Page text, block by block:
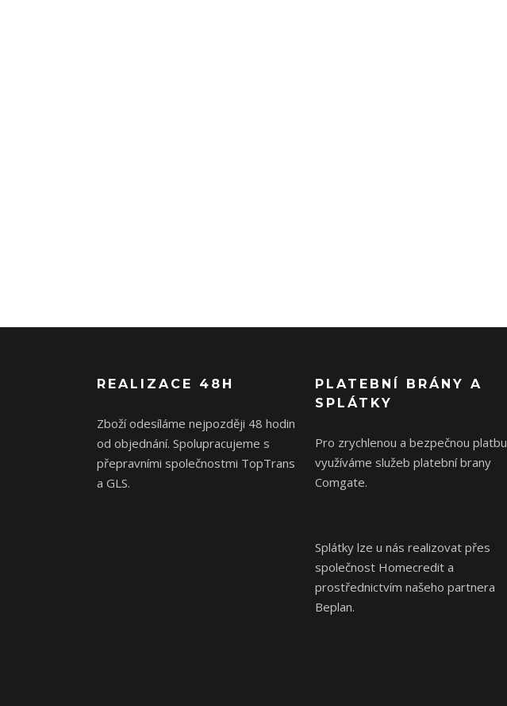
REALIZACE 48H
Zboží odesíláme nejpozději 48 hodin
od objednání. Spolupracujeme s
přepravními společnostmi TopTrans
a GLS.
PLATEBNÍ BRÁNY A
SPLÁTKY
Pro zrychlenou a bezpečnou platbu
využíváme služeb platební brany
Comgate.
Splátky lze u nás realizovat přes
společnost Homecredit a
prostřednictvím našeho partnera
Beplan.